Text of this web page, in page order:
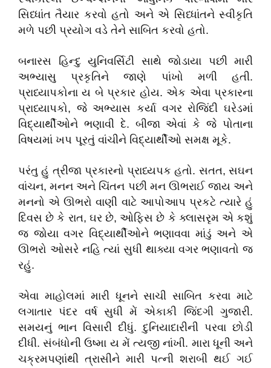
સિધ્ધાંત તૈયાર કરવો હતો અને એ સિધ્ધાંતને સ્વીકૃતિ
મળે પછી પ્રયોગ વડે તેને સાબિત કરવો હતો.
બનારસ હિન્દુ યુનિવર્સિટી સાથે જોડાયા પછી મારી
અભ્યાસુ
પ્રકૃતિને જાણે પાંખો મળી હતી.
પ્રાધ્યાપકોના ય બે પ્રકાર હોય.એક એવા પ્રકારના
પ્રાધ્યાપકો, જે અભ્યાસ કર્યા વગર રોજિંદી ઘરેડમાં
વિદ્યાર્થીઓને ભણાવી દે. બીજા એવાં કે જે પોતાના
વિષયમાં ખપ પૂરતું વાંચીને વિદ્યાર્થીઓ સમક્ષ મૂકે.
પરંતુ હું ત્રીજા પ્રકારનો પ્રાધ્યપક હતો. સતત,સઘન
વાંચન,મનન અને ચિંતન પછી મન ઊભરાઈ જાય અને
મનનો એ ઊભરો વાણી વાટે આપોઆપ પ્રકટે ત્યારે હું
દિવસ છે કે રાત, ઘર છે,ઓફિસ છે કે ક્લાસરૃમ એ કશું
જ જોયા વગર વિદ્યાર્થીઓને ભણાવવા માંડું અને એ
ઊભરો ઓસરે નહિ ત્યાં સુધી થાક્યા વગર ભણાવતો જ
રહું.
એવા માહોલમાં મારી ધૂનને સાચી સાબિત કરવા માટે
લગાતાર પંદર વર્ષ સુધી મેં એકાકી જિંદગી ગુજારી.
સમયનું ભાન વિસારી દીધું. દુનિયાદારીની પરવા છોડી
દીધી.સંબંધોની ઉષ્મા ય મેં ત્યજી નાંખી. મારા ધૂની અને
ચક્રમપણાંથી ત્રાસીને મારી પત્ની શરાબી થઈ ગઈ